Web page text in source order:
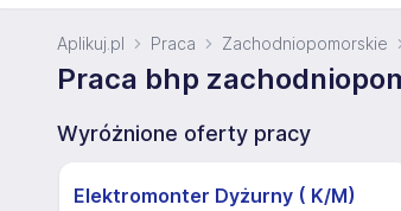
Aplikuj.pl Praca Zachodniopomorskie
Praca bhp
Wyróżnione oferty pracy
Elektromonter Dyżurny ( K/M)